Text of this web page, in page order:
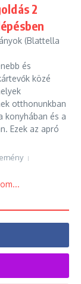
2
(Blattella
és
közé
otthonunkban
konyhában és a
Ezek az apró